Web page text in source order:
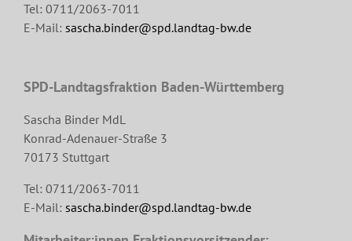
Tel: 0711/2063-7011
E-Mail: sascha.binder@spd.landtag-bw.de
SPD-Landtagsfraktion Baden-Württemberg
Sascha Binder MdL
Konrad-Adenauer-Straße 3
70173 Stuttgart
Tel: 0711/2063-7011
E-Mail: sascha.binder@spd.landtag-bw.de